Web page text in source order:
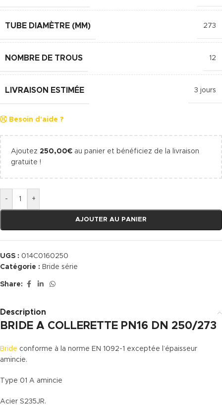
TUBE DIAMÈTRE (MM) 273
NOMBRE DE TROUS 12
LIVRAISON ESTIMÉE 3 jours
Besoin d'aide ?
Ajoutez 250,00€ au panier et bénéficiez de la livraison
gratuite !
- +
AJOUTER AU PANIER
UGS : 014C0160250
Catégorie : Bride série
Share:
Description
BRIDE A COLLERETTE PN16 DN 250/273
Bride conforme à la norme EN 1092-1 exceptée l’épaisseur
amincie.
Type 01 A amincie
Acier S235JR.